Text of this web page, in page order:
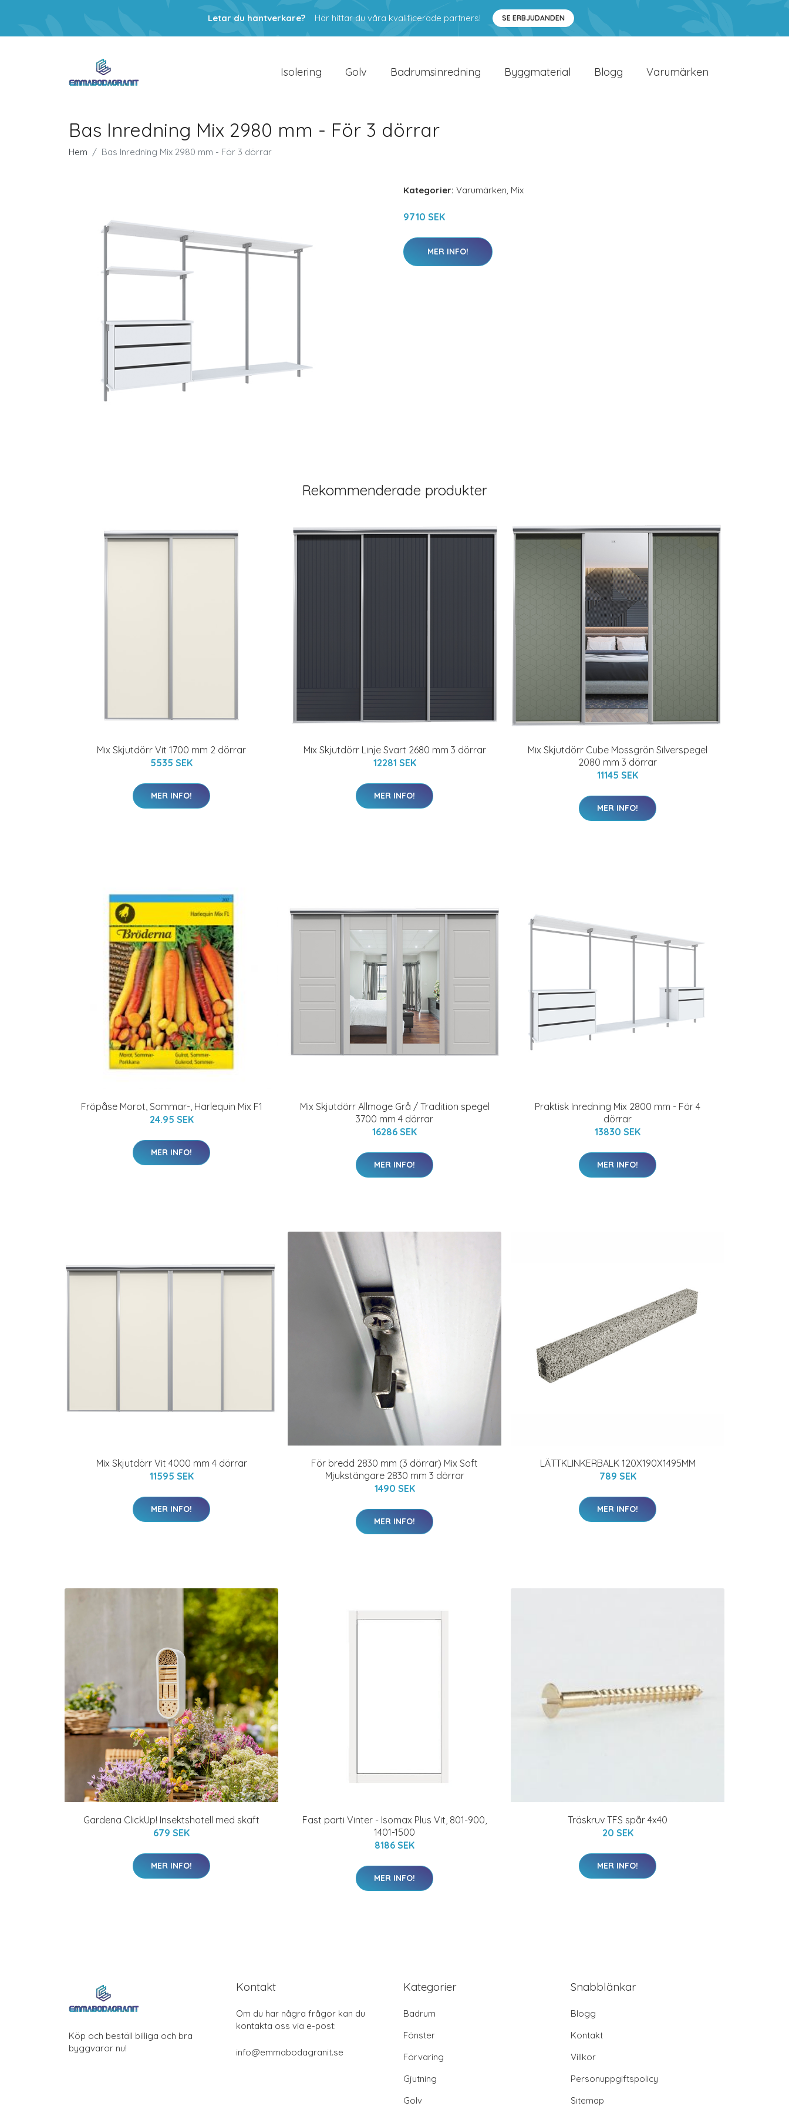
Letar du hantverkare? Här hittar du våra kvalificerade partners! SE ERBJUDANDEN
Isolering Golv Badrumsinredning Byggmaterial Blogg Varumärken
Bas Inredning Mix 2980 mm - För 3 dörrar
Hem Bas Inredning Mix 2980 mm - För 3 dörrar
Kategorier: Varumärken, Mix
9710 SEK
MER INFO!
Rekommenderade produkter
Mix Skjutdörr Vit 1700 mm 2 dörrar
5535 SEK
MER INFO!
Mix Skjutdörr Linje Svart 2680 mm 3 dörrar
12281 SEK
MER INFO!
Mix Skjutdörr Cube Mossgrön Silverspegel
2080 mm 3 dörrar
11145 SEK
MER INFO!
Fröpåse Morot, Sommar-, Harlequin Mix F1
24.95 SEK
MER INFO!
Mix Skjutdörr Allmoge Grå / Tradition spegel
3700 mm 4 dörrar
16286 SEK
MER INFO!
Praktisk Inredning Mix 2800 mm - För 4
dörrar
13830 SEK
MER INFO!
Mix Skjutdörr Vit 4000 mm 4 dörrar
11595 SEK
MER INFO!
För bredd 2830 mm (3 dörrar) Mix Soft
Mjukstängare 2830 mm 3 dörrar
1490 SEK
MER INFO!
LÄTTKLINKERBALK 120X190X1495MM
789 SEK
MER INFO!
Gardena ClickUp! Insektshotell med skaft
679 SEK
MER INFO!
Fast parti Vinter - Isomax Plus Vit, 801-900,
1401-1500
8186 SEK
MER INFO!
Träskruv TFS spår 4x40
20 SEK
MER INFO!
Köp och beställ billiga och bra
byggvaror nu!
Kontakt
Om du har några frågor kan du
kontakta oss via e-post:
info@emmabodagranit.se
Kategorier
Badrum
Fönster
Förvaring
Gjutning
Golv
Snabblänkar
Blogg
Kontakt
Villkor
Personuppgiftspolicy
Sitemap